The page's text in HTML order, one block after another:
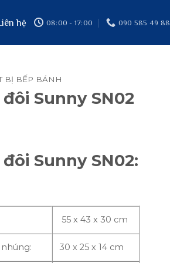
hệ 08:00 - 17:00 090 585 49 88
BỊ BẾP BÁNH
Sunny SN02
Sunny SN02:
55 x 43 x 30 cm
30 x 25 x 14 cm